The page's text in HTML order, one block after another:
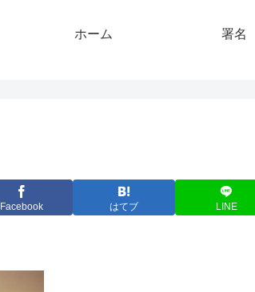
ホーム 署名
Facebook はてブ LINE